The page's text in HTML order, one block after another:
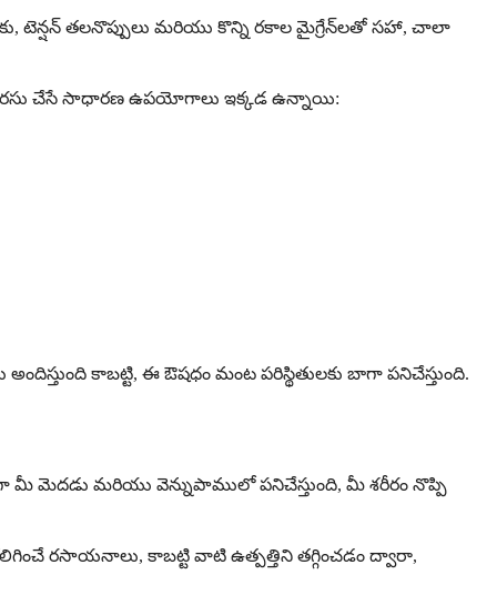
టెన్షన్ తలనొప్పులు మరియు కొన్ని రకాల మైగ్రేన్‌లతో సహా, చాలా
చేసే సాధారణ ఉపయోగాలు ఇక్కడ ఉన్నాయి:
కాబట్టి, ఈ ఔషధం మంట పరిస్థితులకు బాగా పనిచేస్తుంది.
మీ మెదడు మరియు వెన్నుపాములో పనిచేస్తుంది, మీ శరీరం నొప్పి
రసాయనాలు, కాబట్టి వాటి ఉత్పత్తిని తగ్గించడం ద్వారా,